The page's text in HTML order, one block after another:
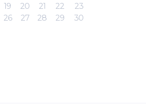
19 20 21 22
23
26 27 28 29
30